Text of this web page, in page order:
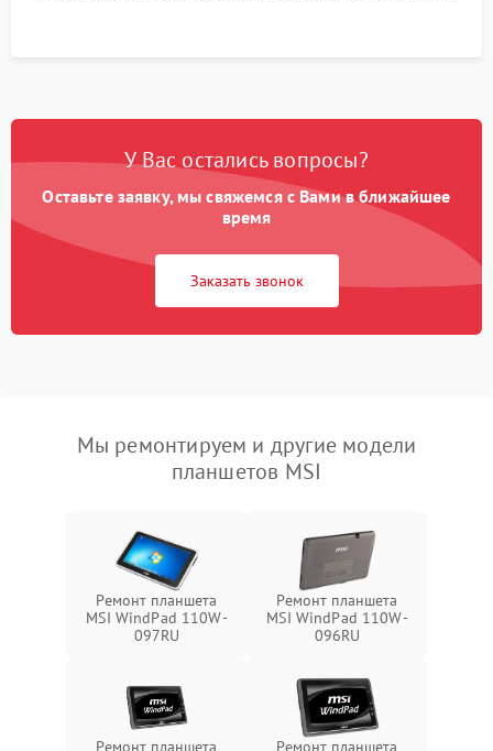
У Вас остались вопросы?
Оставьте заявку, мы свяжемся с Вами в ближайшее
время
Заказать звонок
Мы ремонтируем и другие модели
планшетов MSI
Ремонт планшета
MSI WindPad 110W-
097RU
Ремонт планшета
MSI WindPad 110W-
096RU
Ремонт планшета Ремонт планшета